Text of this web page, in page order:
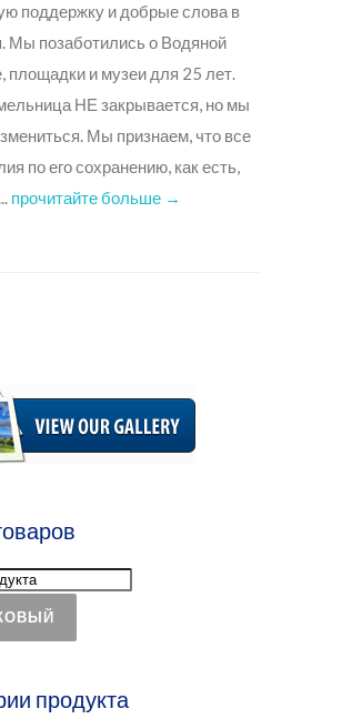
поддержку и добрые слова в
Мы позаботились о Водяной
площадки и музеи для 25 лет.
НЕ закрывается, но мы
Мы признаем, что все
по его сохранению, как есть,
прочитайте больше →
продукта